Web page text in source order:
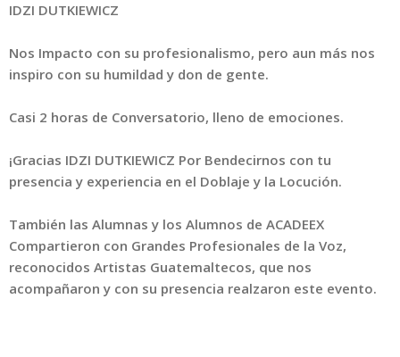
IDZI DUTKIEWICZ
Nos Impacto con su profesionalismo, pero aun más nos
inspiro con su humildad y don de gente.
Casi 2 horas de Conversatorio, lleno de emociones.
¡Gracias IDZI DUTKIEWICZ Por Bendecirnos con tu
presencia y experiencia en el Doblaje y la Locución.
También las Alumnas y los Alumnos de ACADEEX
Compartieron con Grandes Profesionales de la Voz,
reconocidos Artistas Guatemaltecos, que nos
acompañaron y con su presencia realzaron este evento.